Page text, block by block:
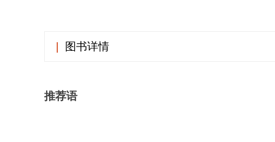
推荐语
图书详情